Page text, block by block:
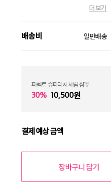
더보기
배송비 일반배송
퍼펙트 슈퍼리치 세럼 샴푸
30% 10,500원
결제 예상 금액
장바구니 담기